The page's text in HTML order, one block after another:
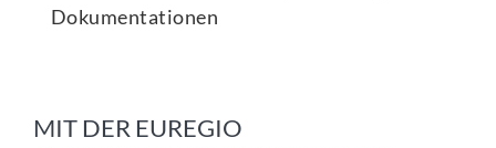
Dokumentationen
MIT DER EUREGIO